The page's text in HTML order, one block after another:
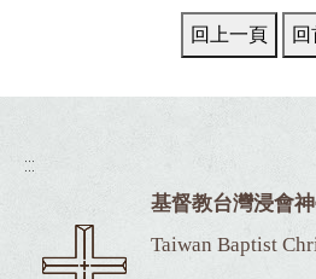
:::
基督教台灣浸會
Taiwan Baptist